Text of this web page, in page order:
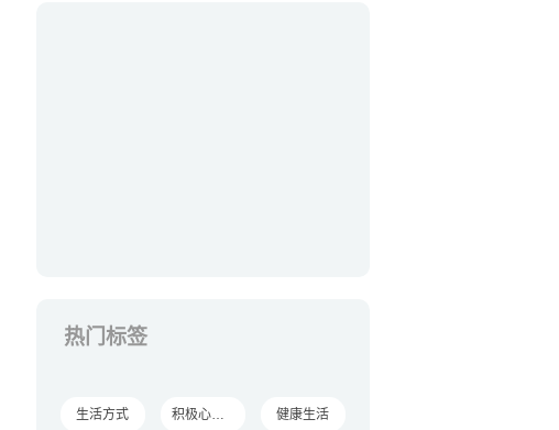
热门标签
生活方式 积极心理学 健康生活